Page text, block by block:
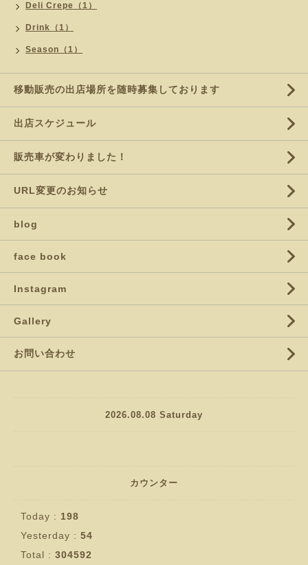
Deli Crepe（1）
Drink（1）
Season（1）
移動販売の出店場所を随時募集しております
出店スケジュール
販売車が変わりました！
URL変更のお知らせ
blog
face book
Instagram
Gallery
お問い合わせ
2026.08.08 Saturday
カウンター
Today : 198
Yesterday : 54
Total : 304592